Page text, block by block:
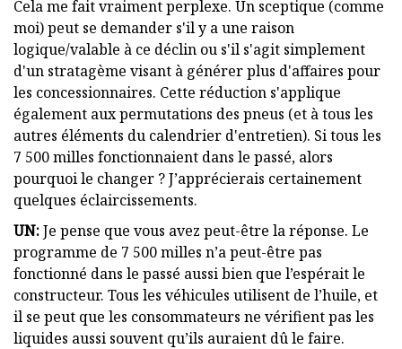
Cela me fait vraiment perplexe. Un sceptique (comme
moi) peut se demander s'il y a une raison
logique/valable à ce déclin ou s'il s'agit simplement
d'un stratagème visant à générer plus d'affaires pour
les concessionnaires. Cette réduction s'applique
également aux permutations des pneus (et à tous les
autres éléments du calendrier d'entretien). Si tous les
7 500 milles fonctionnaient dans le passé, alors
pourquoi le changer ? J’apprécierais certainement
quelques éclaircissements.
UN:Je pense que vous avez peut-être la réponse. Le
programme de 7 500 milles n’a peut-être pas
fonctionné dans le passé aussi bien que l’espérait le
constructeur. Tous les véhicules utilisent de l’huile, et
il se peut que les consommateurs ne vérifient pas les
liquides aussi souvent qu’ils auraient dû le faire.